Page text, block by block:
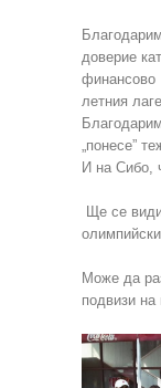
доверие
летния
„понесе”
И на Сибо,
Ще се
Може да
подвизи на